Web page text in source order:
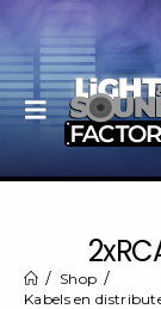
Shop
Kabels en